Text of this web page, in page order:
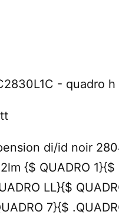
- quadro h
di/id noir
{$ QUADRO 1}{$
LL}{$
7}{$